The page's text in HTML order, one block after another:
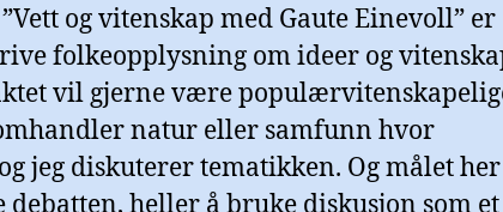
og vitenskap med Gaute Einevoll” er
folkeopplysning om ideer og
vil gjerne være
natur eller samfunn hvor
jeg diskuterer tematikken. Og målet
debatten, heller å bruke diskusjon som et